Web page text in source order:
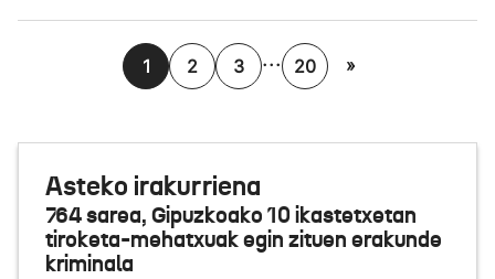
1 2 3 ... 20 »
Asteko irakurriena
764 sarea, Gipuzkoako 10 ikastetxetan
tiroketa-mehatxuak egin zituen erakunde
kriminala